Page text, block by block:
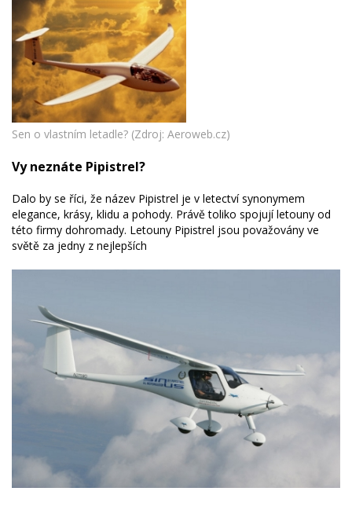
Sen o vlastním letadle? (Zdroj: Aeroweb.cz)
Vy neznáte Pipistrel?
Dalo by se říci, že název Pipistrel je v letectví synonymem
elegance, krásy, klidu a pohody. Právě toliko spojují letouny od
této firmy dohromady. Letouny Pipistrel jsou považovány ve
světě za jedny z nejlepších